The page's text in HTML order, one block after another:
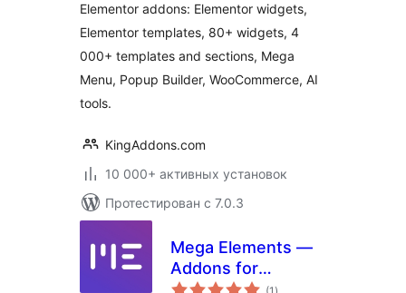
Templates,
WooCommerce,
Mega Menu, Popup
Builder
Elementor addons: Elementor widgets,
Elementor templates, 80+ widgets, 4
000+ templates and sections, Mega
Menu, Popup Builder, WooCommerce, AI
tools.
KingAddons.com
10 000+ активных установок
Протестирован с 7.0.3
Mega Elements —
Addons for
Elementor
общий